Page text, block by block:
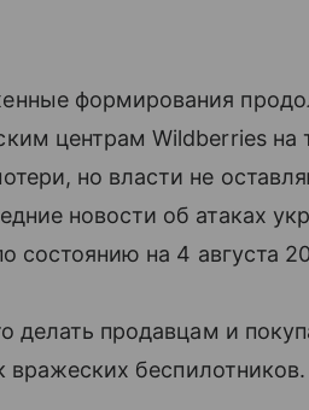
формирования
центрам Wildberries на
но власти не
новости об атаках
состоянию на 4 августа
делать продавцам и
вражеских беспилотников.